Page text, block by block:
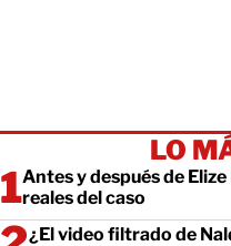
LO
Antes y después de
reales del caso
¿El video filtrado de